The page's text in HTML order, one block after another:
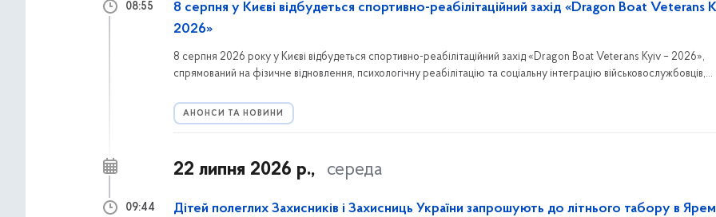
8 серпня у Києві відбудеться спортивно-реабілітаційний захід «Dragon Boat Veterans
2026»
8 серпня 2026 року у Києві відбудеться спортивно-реабілітаційний захід «Dragon Boat Veterans Kyiv – 2026»,
спрямований на фізичне відновлення, психологічну реабілітацію та соціальну інтеграцію військовослужбовців,
АНОНСИ ТА НОВИНИ
08:55
22 липня 2026 р., середа
Дітей полеглих Захисників і Захисниць України запрошують до літнього табору в
09:44